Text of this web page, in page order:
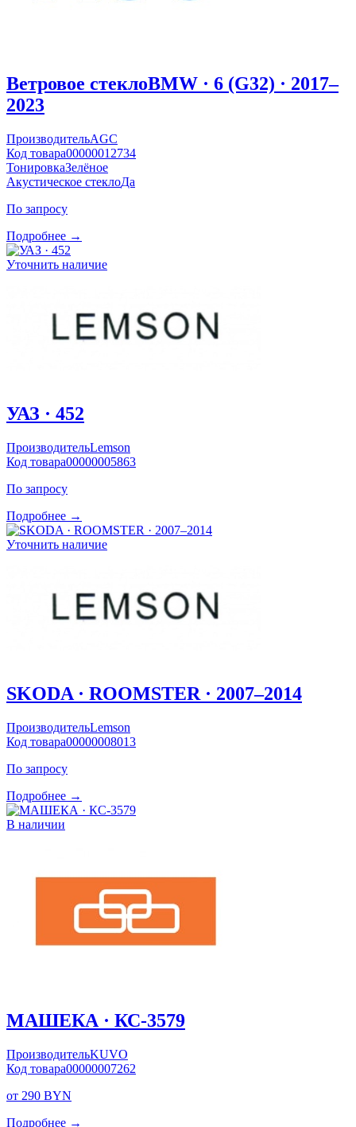
Ветровое стеклоBMW · 6 (G32) · 2017–
2023
ПроизводительAGC
Код товара00000012734
ТонировкаЗелёное
Акустическое стеклоДа
По запросу
Подробнее →
Уточнить наличие
УАЗ · 452
ПроизводительLemson
Код товара00000005863
По запросу
Подробнее →
Уточнить наличие
SKODA · ROOMSTER · 2007–2014
ПроизводительLemson
Код товара00000008013
По запросу
Подробнее →
В наличии
МАШЕКА · КС-3579
ПроизводительKUVO
Код товара00000007262
от 290 BYN
Подробнее →